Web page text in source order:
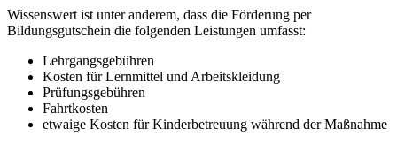
Wissenswert ist unter anderem, dass die Förderung per
Bildungsgutschein die folgenden Leistungen umfasst:
Lehrgangsgebühren
Kosten für Lernmittel und Arbeitskleidung
Prüfungsgebühren
Fahrtkosten
etwaige Kosten für Kinderbetreuung während der Maßnahme